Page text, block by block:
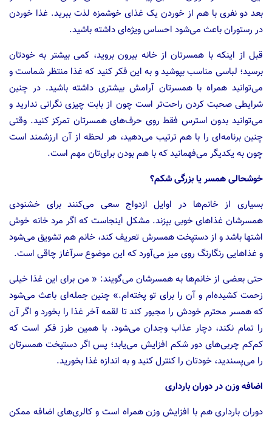
بعد دو نفری با هم از خوردن یک غذای خوشمزه لذت ببرید. غذا خوردن
در رستوران باعث می‌شود احساس ویژه‌ای داشته باشید.
قبل از اینکه با همسرتان از خانه بیرون بروید، کمی بیشتر به خودتان
برسید؛ لباسی مناسب بپوشید و به این فکر کنید که غذا منتظر شماست و
می‌توانید همراه با همسرتان آرامش بیشتری داشته باشید. در چنین
شرایطی صحبت کردن راحت‌تر است چون از بابت چیزی نگرانی ندارید و
می‌توانید بدون استرس فقط روی حرف‌های همسرتان تمرکز کنید. وقتی
چنین برنامه‌ای را با هم ترتیب می‌دهید، هر لحظه از آن ارزشمند است
چون به یکدیگر می‌فهمانید که با هم بودن برای‌تان مهم است.
خوشحالی همسر یا بزرگی شکم؟
بسیاری از خانم‌ها در اوایل ازدواج سعی می‌کنند برای خشنودی
همسرشان غذاهای خوبی بپزند. مشکل اینجاست که اگر مرد خانه خوش
اشتها باشد و از دستپخت همسرش تعریف کند، خانم هم تشویق می‌شود
و غذاهایی رنگارنگ روی میز می‌آورد که این موضوع سرآغاز چاقی است.
حتی بعضی از خانم‌ها به همسرشان می‌گویند: «‌‌ من برای این غذا خیلی
زحمت کشیده‌ام و آن‌ را برای تو پخته‌ام.» چنین جمله‌ای باعث می‌شود
که همسر محترم خودش را مجبور کند تا لقمه آخر غذا را بخورد و اگر آن
را تمام نکند، دچار عذاب وجدان می‌شود. با همین طرز فکر است که
کم‌کم چربی‌های دور شکم افزایش می‌یابد؛ پس اگر دستپخت همسرتان
را می‌پسندید، خودتان را کنترل کنید و به اندازه غذا بخورید.
اضافه وزن در دوران بارداری
دوران بارداری هم با افزایش وزن همراه است و کالری‌های اضافه ممکن